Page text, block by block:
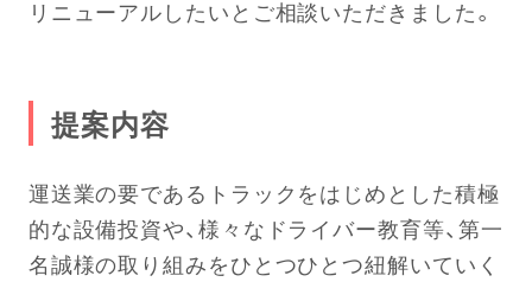
リニューアルしたいとご相談いただきました。
提案内容
運送業の要であるトラックをはじめとした積極
的な設備投資や、様々なドライバー教育等、第一
名誠様の取り組みをひとつひとつ紐解いていく